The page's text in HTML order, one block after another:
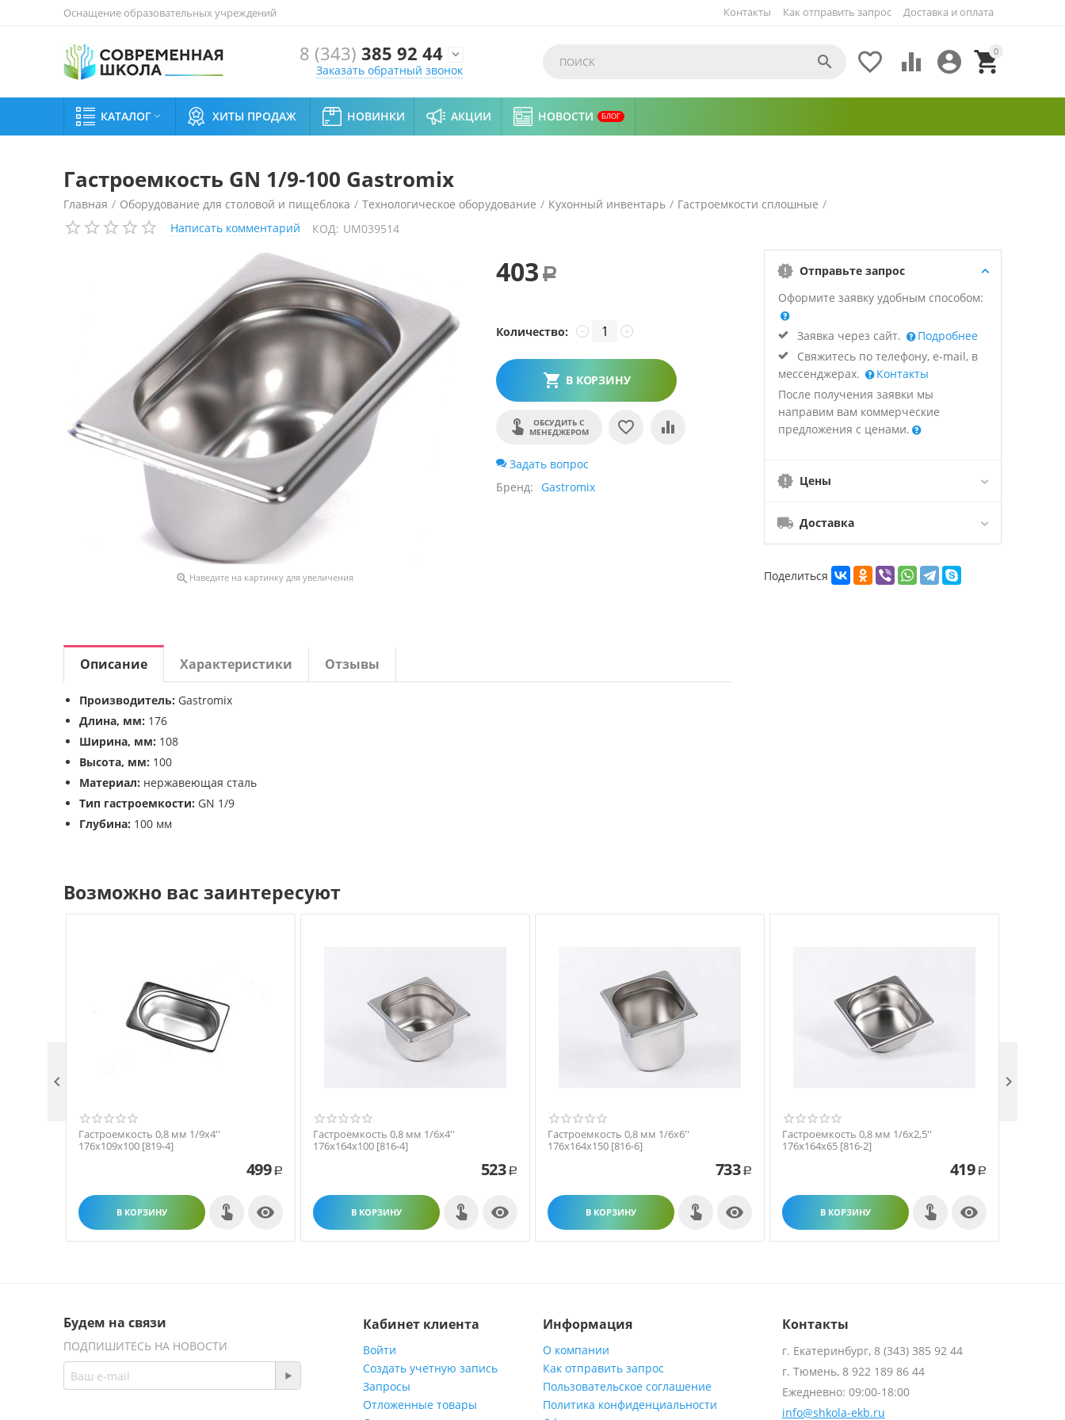
Оснащение образовательных учреждений Как отправить запрос Доставка и оплата
Контакты
8 (343) 385 92 44 
Заказать обратный звонок
0


 

КАТАЛОГ  ХИТЫ ПРОДАЖ НОВИНКИ АКЦИИ НОВОСТИ БЛОГ
Гастроемкость GN 1/9-100 Gastromix
Главная / Оборудование для столовой и пищеблока / Технологическое оборудование / Кухонный инвентарь / Гастроемкости сплошные /
Гастроемкость GN 1/9-100 Gastromix
Написать комментарий КОД: UM039514
 Наведите на картинку для увеличения
403 Р
Количество: +
−
В КОРЗИНУ
ОБСУДИТЬ С
МЕНЕДЖЕРОМ
Задать вопрос
Бренд
Gastromix
Отправьте запрос
Оформите заявку удобным способом:
Заявка через сайт.
Подробнее
Свяжитесь по телефону, e-mail, в
мессенджерах.
Контакты
После получения заявки мы
направим вам коммерческие
предложения с ценами.
Цены
Доставка
Поделиться
Описание Характеристики Отзывы
Производитель: Gastromix
Длина, мм: 176
Ширина, мм: 108
Высота, мм: 100
Материал: нержавеющая сталь
Тип гастроемкости: GN 1/9
Глубина: 100 мм
Возможно вас заинтересуют
Гастроемкость 0,8 мм 1/9х4''
176х109х100 [819-4]
499 Р
В КОРЗИНУ 
Гастроемкость 0,8 мм 1/6х4''
176х164х100 [816-4]
523 Р
В КОРЗИНУ 
Гастроемкость 0,8 мм 1/6х6''
176х164х150 [816-6]
733 Р
В КОРЗИНУ 
Гастроемкость 0,8 мм 1/6х2,5''
176х164х65 [816-2]
419 Р
В КОРЗИНУ 
 
Будем на связи
ПОДПИШИТЕСЬ НА НОВОСТИ
Кабинет клиента
Войти
Создать учетную запись
Запросы
Отложенные товары
Информация
О компании
Как отправить запрос
Пользовательское соглашение
Политика конфиденциальности
Контакты
г. Екатеринбург, 8 (343) 385 92 44
г. Тюмень, 8 922 189 86 44
Ежедневно: 09:00-18:00
info@shkola-ekb.ru